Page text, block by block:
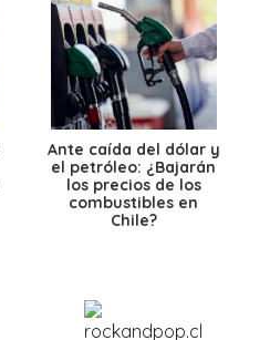
Ante caída del dólar y
el petróleo: ¿Bajarán
los precios de los
combustibles en
Chile?